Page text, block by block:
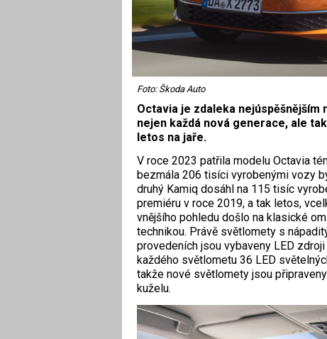
Foto: Škoda Auto
Octavia je zdaleka nejúspěšnějším
nejen každá nová generace, ale
letos na jaře.
V roce 2023 patřila modelu Octavia
bezmála 206 tisíci vyrobenými vozy
druhý Kamiq dosáhl na 115 tisíc
premiéru v roce 2019, a tak letos,
vnějšího pohledu došlo na klasické
technikou. Právě světlomety s
provedeních jsou vybaveny LED
každého světlometu 36 LED
takže nové světlomety jsou
kuželu.